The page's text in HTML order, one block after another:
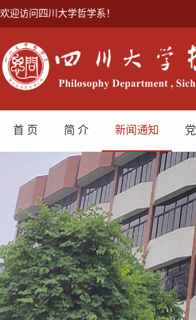
欢迎访问四川大学哲学系！
首 页 简 介 新闻通知